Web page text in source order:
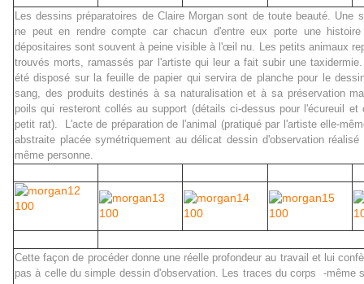
Les dessins préparatoires de Claire Morgan sont de toute beauté. Une
ne peut en rendre compte car chacun d'entre eux porte une
dépositaires sont souvent à peine visible à l'œil nu. Les petits animaux
trouvés morts, ramassés par l'artiste qui leur a fait subir une
été disposé sur la feuille de papier qui servira de planche pour le
sang, des produits destinés à sa naturalisation et à sa préservation
poils qui resteront collés au support (détails ci-dessus pour l'écureuil
petit rat). L'acte de préparation de l'animal (pratiqué par l'artiste elle-
abstraite placée symétriquement au délicat dessin d'observation
même personne.
Cette façon de procéder donne une réelle profondeur au travail et lui
pas à celle du simple dessin d'observation. Les traces du corps -même